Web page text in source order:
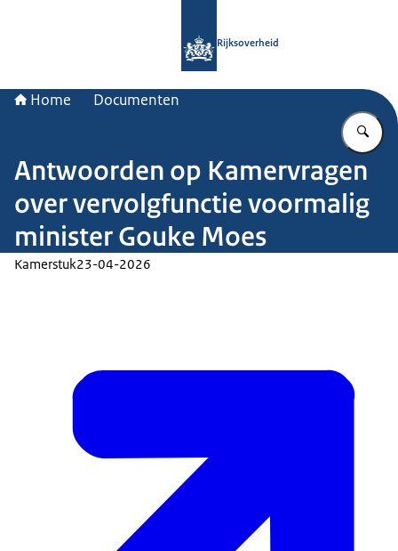
Rijksoverheid
Home Documenten
Antwoorden op Kamervragen
over vervolgfunctie voormalig
minister Gouke Moes
Kamerstuk23-04-2026